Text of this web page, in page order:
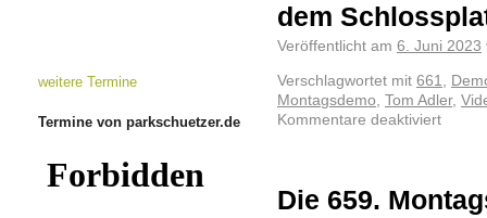
dem
Veröffentlicht am 6. Juni 2023
Verschlagwortet mit 661,
Montagsdemo, Tom Adler,
Kommentare deaktiviert
Die 659.
weitere Termine
Termine von parkschuetzer.de